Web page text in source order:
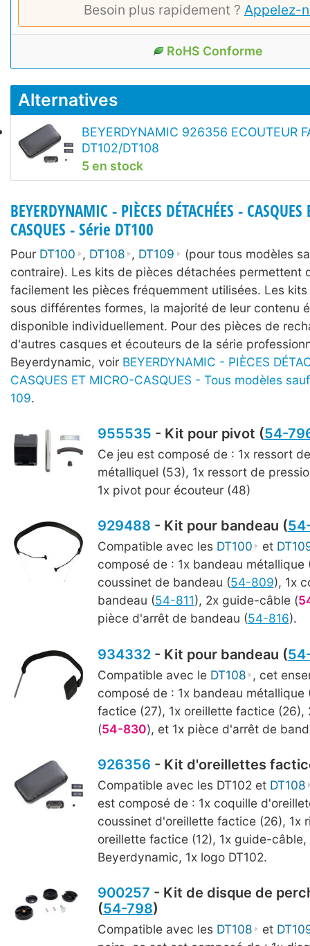
Besoin plus rapidement ? Appelez-
RoHS Conforme
Alternatives
BEYERDYNAMIC 926356 ECOUTEUR
DT102/DT108
5 en stock
BEYERDYNAMIC - PIÈCES DÉTACHÉES -
CASQUES - Série DT100
Pour DT100 , DT108 , DT109
(pour tous modèles
contraire). Les kits de pièces détachées permettent
facilement les pièces fréquemment utilisées. Les
sous différentes formes, la majorité de leur contenu
disponible individuellement. Pour des pièces de
d'autres casques et écouteurs de la série
Beyerdynamic, voir BEYERDYNAMIC - PIÈCES
CASQUES ET MICRO-CASQUES - Tous modèles
109.
955535 - Kit pour pivot (54-
Ce jeu est composé de : 1x ressort
métalliquel (53), 1x ressort de
1x pivot pour écouteur (48)
929488 - Kit pour bandeau (
Compatible avec les DT100 et
composé de : 1x bandeau métallique
coussinet de bandeau (54-809), 1x
bandeau (54-811), 2x guide-câble (
pièce d'arrêt de bandeau (54-816).
934332- Kit pour bandeau (
Compatible avec le DT108 , cet
composé de : 1x bandeau métallique
factice (27), 1x oreillette factice (26),
(54-830), et 1x pièce d'arrêt de
926356 - Kit d'oreillettes
Compatible avec les DT102 et DT108
est composé de : 1x coquille
coussinet d'oreillette factice (26), 1x
oreillette factice (12), 1x guide-câble,
Beyerdynamic, 1x logo DT102.
900257 - Kit de disque de
(54-798)
Compatible avec les DT108 et